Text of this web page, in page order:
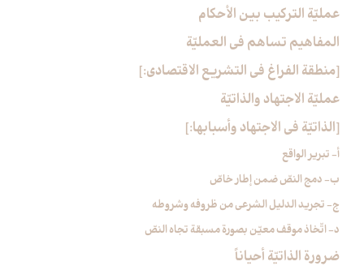
عمليّة التركيب بين الأحكام
المفاهيم تساهم في العمليّة
[منطقة الفراغ في التشريع الاقتصادي:]
عمليّة الاجتهاد والذاتيّة
[الذاتيّة في الاجتهاد وأسبابها:]
أ- تبرير الواقع‏
ب- دمج النصّ ضمن إطار خاصّ
ج- تجريد الدليل الشرعي من ظروفه وشروطه
د- اتّخاذ موقف معيّن بصورة مسبقة تجاه النصّ
ضرورة الذاتيّة أحياناً